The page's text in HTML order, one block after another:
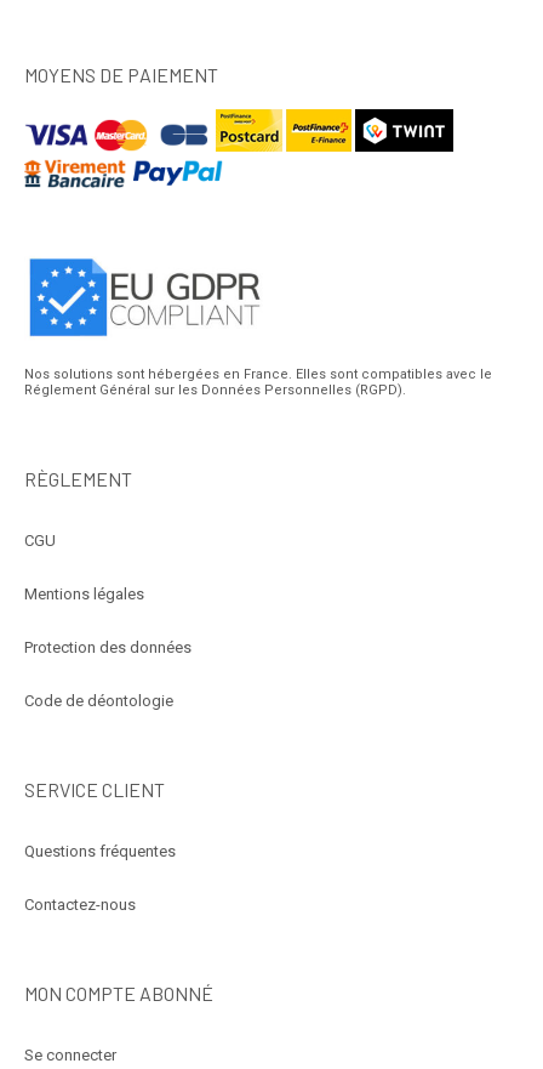
MOYENS DE PAIEMENT
Nos solutions sont hébergées en France. Elles sont compatibles avec le
Réglement Général sur les Données Personnelles (RGPD).
RÈGLEMENT
CGU
Mentions légales
Protection des données
Code de déontologie
SERVICE CLIENT
Questions fréquentes
Contactez-nous
MON COMPTE ABONNÉ
Se connecter